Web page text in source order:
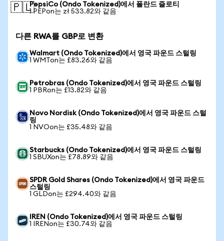
🇵🇱PepsiCo (Ondo Tokenized)에서 폴란드 즐로티
1 PEPon는 zł 533.82와 같음
다른 RWA를 GBP로 변환
Walmart (Ondo Tokenized)에서 영국 파운드 스털링
1 WMTon는 £83.26와 같음
Petrobras (Ondo Tokenized)에서 영국 파운드 스털링
1 PBRon는 £13.82와 같음
Novo Nordisk (Ondo Tokenized)에서 영국 파운드 스털
링
1 NVOon는 £35.48와 같음
Starbucks (Ondo Tokenized)에서 영국 파운드 스털링
1 SBUXon는 £78.89와 같음
SPDR Gold Shares (Ondo Tokenized)에서 영국 파운드
스털링
1 GLDon는 £294.40와 같음
IREN (Ondo Tokenized)에서 영국 파운드 스털링
1 IRENon는 £30.74와 같음